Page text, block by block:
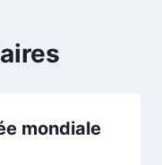
mondiale